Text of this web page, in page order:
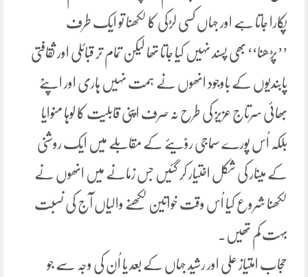
پکارا جاتا ہے اور جہاں کسی لڑکی کا لکھنا تو ایک طرف
’’پڑھنا‘‘ بھی پسند نہیں کیا جاتا تھا لیکن تمام تر قبائلی اور ثقافتی
پابندیوں کے باوجود انھوں نے ہمت نہیں ہاری اور اپنے
بھائی سرتاج عزیز کی طرح نہ صرف اپنی قابلیت کا لوہا منوایا
بلکہ اُس پورے سماجی روّیئے کے مقابلے میں ایک روشنی
کے مینار کی شکل اختیار کر گئیں جس زمانے میں انھوں نے
لکھنا شروع کیا اُس وقت خواتین لکھنے والیاں آج کی نسبت
بہت کم تھیں۔
حجاب امتیاز علی اور رشید جہاں کے بعد یا اُن کی وجہ سے جو